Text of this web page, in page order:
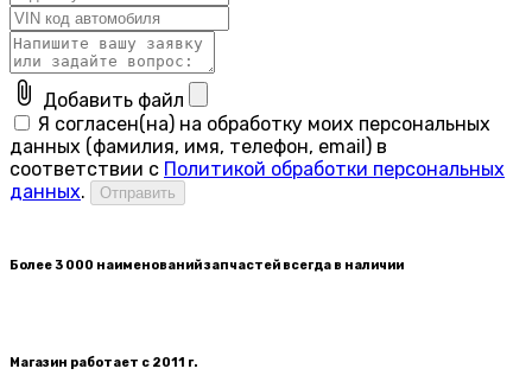
attach_file Добавить файл
Я согласен(на) на обработку моих персональных
данных (фамилия, имя, телефон, email) в
соответствии с Политикой обработки персональных
данных. Отправить
Более 3 000 наименований запчастей всегда в наличии
Магазин работает с 2011 г.